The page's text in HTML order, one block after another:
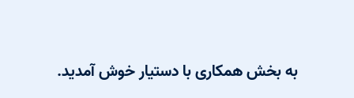
به بخش همکاری با دستیار خوش آمدید.